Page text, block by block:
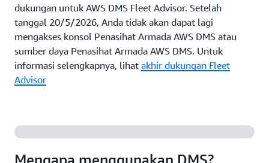
dukungan untuk AWS DMS Fleet Advisor. Setelah
tanggal 20/5/2026, Anda tidak akan dapat lagi
mengakses konsol Penasihat Armada AWS DMS atau
sumber daya Penasihat Armada AWS DMS. Untuk
informasi selengkapnya, lihat akhir dukungan Fleet
Advisor
Mengapa menggunakan DMS?